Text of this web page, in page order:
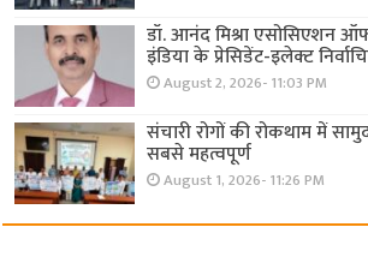
डॉ. आनंद मिश्रा एसोसिएशन
इंडिया के प्रेसिडेंट-इलेक्ट
August 2, 2026- 11:03 PM
संचारी रोगों की रोकथाम में
सबसे महत्वपूर्ण
August 1, 2026- 11:26 PM